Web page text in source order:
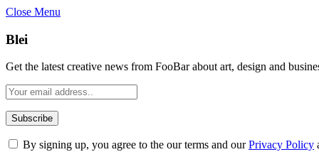
Close Menu
Blei
Get the latest creative news from FooBar about art, design and
By signing up, you agree to the our terms and ourPrivacy Policy